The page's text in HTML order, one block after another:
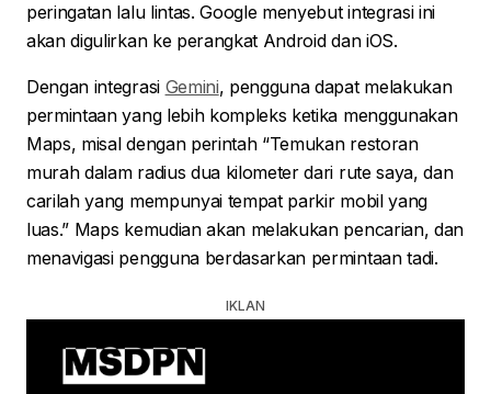
peringatan lalu lintas. Google menyebut integrasi ini
akan digulirkan ke perangkat Android dan iOS.
Dengan integrasi Gemini, pengguna dapat melakukan
permintaan yang lebih kompleks ketika menggunakan
Maps, misal dengan perintah “Temukan restoran
murah dalam radius dua kilometer dari rute saya, dan
carilah yang mempunyai tempat parkir mobil yang
luas.” Maps kemudian akan melakukan pencarian, dan
menavigasi pengguna berdasarkan permintaan tadi.